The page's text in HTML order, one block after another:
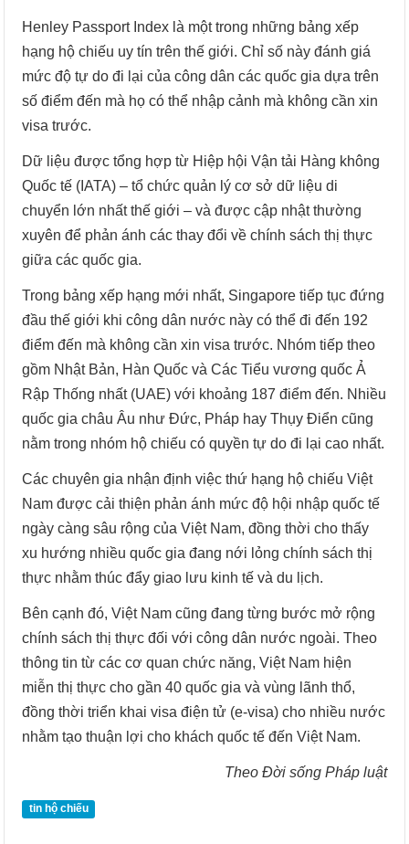
Henley Passport Index là một trong những bảng xếp
hạng hộ chiếu uy tín trên thế giới. Chỉ số này đánh giá
mức độ tự do đi lại của công dân các quốc gia dựa trên
số điểm đến mà họ có thể nhập cảnh mà không cần xin
visa trước.
Dữ liệu được tổng hợp từ Hiệp hội Vận tải Hàng không
Quốc tế (IATA) – tổ chức quản lý cơ sở dữ liệu di
chuyển lớn nhất thế giới – và được cập nhật thường
xuyên để phản ánh các thay đổi về chính sách thị thực
giữa các quốc gia.
Trong bảng xếp hạng mới nhất, Singapore tiếp tục đứng
đầu thế giới khi công dân nước này có thể đi đến 192
điểm đến mà không cần xin visa trước. Nhóm tiếp theo
gồm Nhật Bản, Hàn Quốc và Các Tiểu vương quốc Ả
Rập Thống nhất (UAE) với khoảng 187 điểm đến. Nhiều
quốc gia châu Âu như Đức, Pháp hay Thụy Điển cũng
nằm trong nhóm hộ chiếu có quyền tự do đi lại cao nhất.
Các chuyên gia nhận định việc thứ hạng hộ chiếu Việt
Nam được cải thiện phản ánh mức độ hội nhập quốc tế
ngày càng sâu rộng của Việt Nam, đồng thời cho thấy
xu hướng nhiều quốc gia đang nới lỏng chính sách thị
thực nhằm thúc đẩy giao lưu kinh tế và du lịch.
Bên cạnh đó, Việt Nam cũng đang từng bước mở rộng
chính sách thị thực đối với công dân nước ngoài. Theo
thông tin từ các cơ quan chức năng, Việt Nam hiện
miễn thị thực cho gần 40 quốc gia và vùng lãnh thổ,
đồng thời triển khai visa điện tử (e-visa) cho nhiều nước
nhằm tạo thuận lợi cho khách quốc tế đến Việt Nam.
Theo Đời sống Pháp luật
tin hộ chiếu